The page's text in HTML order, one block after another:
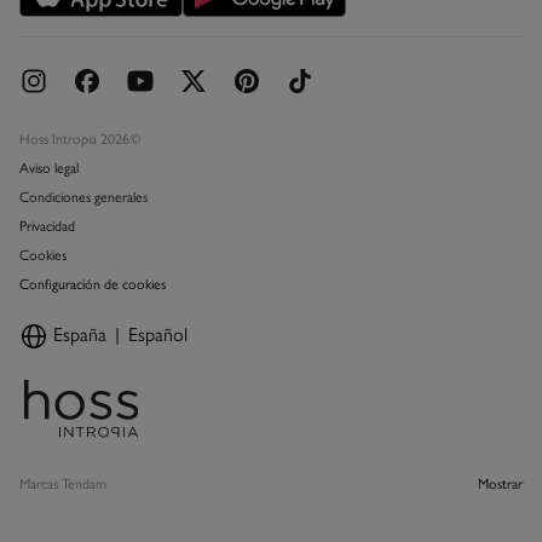
Hoss Intropia 2026©
Aviso legal
Condiciones generales
Privacidad
Cookies
Configuración de cookies
España Español
Marcas Tendam Mostrar